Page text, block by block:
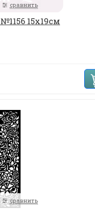
сравнить
15х19см
сравнить